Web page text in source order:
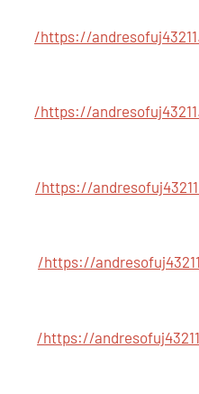
https://andresofuj43211.bligblogging.com/23257169/
https://andresofuj43211.bligblogging.com/23257170/
https://andresofuj43211.bligblogging.com/23257172/
https://andresofuj43211.bligblogging.com/23257171/
https://andresofuj43211.bligblogging.com/23257118/